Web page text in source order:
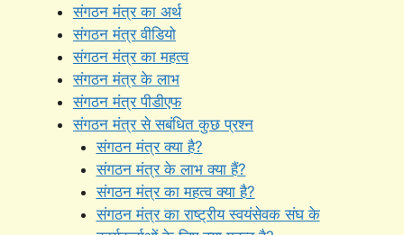
संगठन मंत्र का अर्थ
संगठन मंत्र वीडियो
संगठन मंत्र का महत्व
संगठन मंत्र के लाभ
संगठन मंत्र पीडीएफ
संगठन मंत्र से सबंधित कुछ प्रश्न
संगठन मंत्र क्या है?
संगठन मंत्र के लाभ क्या हैं?
संगठन मंत्र का महत्व क्या है?
संगठन मंत्र का राष्ट्रीय स्वयंसेवक संघ के